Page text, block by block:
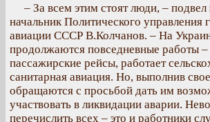
– За всем этим стоят люди, – подвел
начальник Политического управления
авиации СССР В.Колчанов. – На
продолжаются повседневные работы
пассажирские рейсы, работает
санитарная авиация. Но, выполнив
обращаются с просьбой дать им
участвовать в ликвидации аварии.
перечислить всех – это и работники